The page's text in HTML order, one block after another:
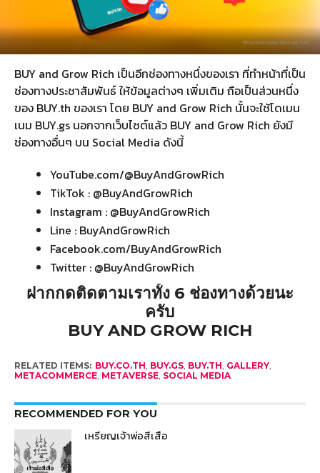
BUY and Grow Rich เป็นอีกช่องทางหนึ่งของเรา ที่ทำหน้าที่เป็น
ช่องทางประชาสัมพันธ์ ให้ข้อมูลต่างๆ เพิ่มเติม ถือเป็นส่วนหนึ่ง
ของ BUY.th ของเรา โดย BUY and Grow Rich นั้นจะใช้โดเมน
เนม BUY.gs นอกจากเว็บไซต์แล้ว BUY and Grow Rich ยังมี
ช่องทางอื่นๆ บน Social Media ดังนี้
YouTube.com/@BuyAndGrowRich
TikTok : @BuyAndGrowRich
Instagram : @BuyAndGrowRich
Line : BuyAndGrowRich
Facebook.com/BuyAndGrowRich
Twitter : @BuyAndGrowRich
ฝากกดติดตามเราทั้ง 6 ช่องทางด้วยนะ
ครับ
BUY AND GROW RICH
RELATED ITEMS: BUY.CO.TH, BUY.GS, BUY.TH, GALLERY,
METACOMMERCE, METAVERSE, SOCIAL MEDIA
RECOMMENDED FOR YOU
เหรียญเจ้าพ่อสีเสือ